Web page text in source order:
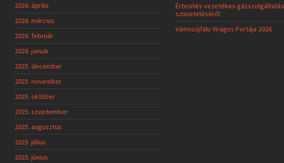
2026. április
2026. március
2026. február
2026. január
2025. december
2025. november
2025. október
2025. szeptember
2025. augusztus
2025. július
2025. június
Értesítés vezetékes gázszolgáltatás
szüneteléséről
Vámosújfalu Virágos Portája 2026